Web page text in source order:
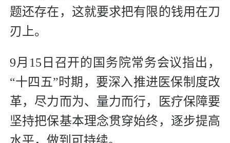
题还存在，这就要求把有限的钱用在刀
刃上。
9月15日召开的国务院常务会议指出，
“十四五”时期，要深入推进医保制度改
革，尽力而为、量力而行，医疗保障要
坚持把保基本理念贯穿始终，逐步提高